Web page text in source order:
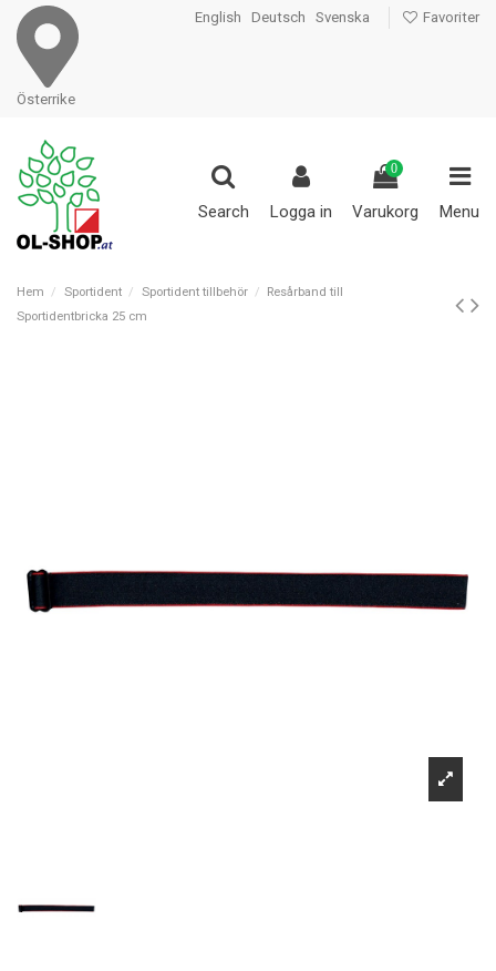
Österrike
English Deutsch Svenska Favoriter
Search Logga in
0
Varukorg Menu
Hem Sportident Sportident tillbehör
Resårband till
Sportidentbricka 25 cm